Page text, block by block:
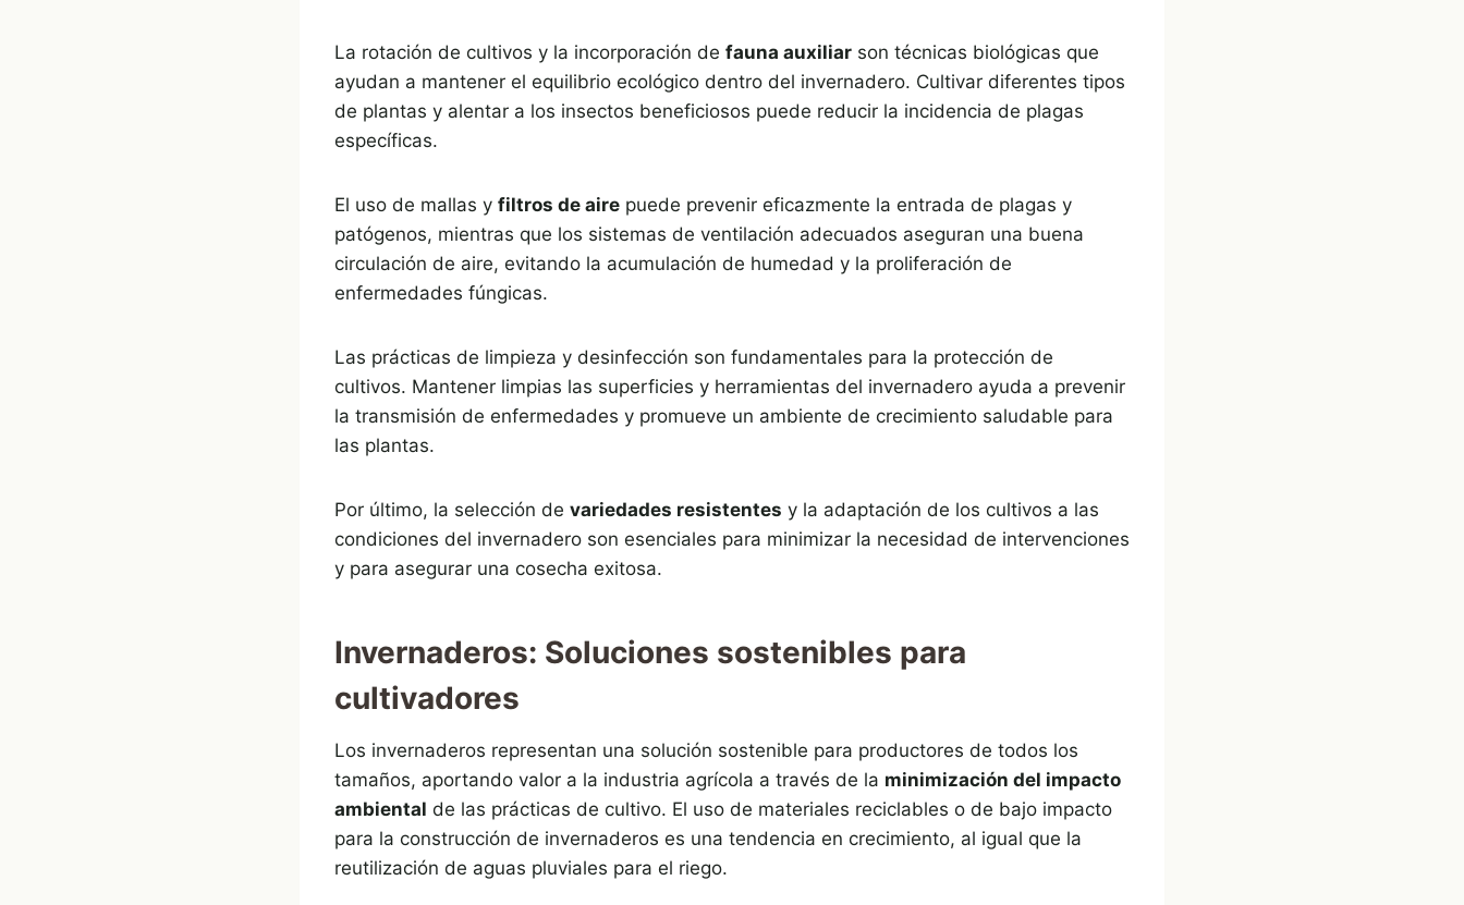
La rotación de cultivos y la incorporación de fauna auxiliar son técnicas biológicas que
ayudan a mantener el equilibrio ecológico dentro del invernadero. Cultivar diferentes tipos
de plantas y alentar a los insectos beneficiosos puede reducir la incidencia de plagas
específicas.
El uso de mallas y filtros de aire puede prevenir eficazmente la entrada de plagas y
patógenos, mientras que los sistemas de ventilación adecuados aseguran una buena
circulación de aire, evitando la acumulación de humedad y la proliferación de
enfermedades fúngicas.
Las prácticas de limpieza y desinfección son fundamentales para la protección de
cultivos. Mantener limpias las superficies y herramientas del invernadero ayuda a prevenir
la transmisión de enfermedades y promueve un ambiente de crecimiento saludable para
las plantas.
Por último, la selección de variedades resistentes y la adaptación de los cultivos a las
condiciones del invernadero son esenciales para minimizar la necesidad de intervenciones
y para asegurar una cosecha exitosa.
Invernaderos: Soluciones sostenibles para
cultivadores
Los invernaderos representan una solución sostenible para productores de todos los
tamaños, aportando valor a la industria agrícola a través de la minimización del impacto
ambiental de las prácticas de cultivo. El uso de materiales reciclables o de bajo impacto
para la construcción de invernaderos es una tendencia en crecimiento, al igual que la
reutilización de aguas pluviales para el riego.